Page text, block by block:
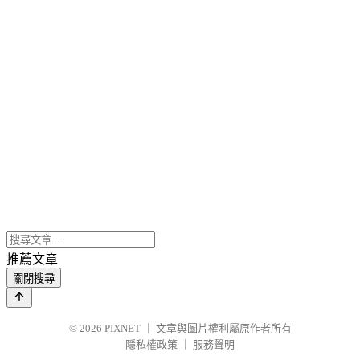
推薦文章
關閉搜尋
© 2026 PIXNET
文章與圖片權利屬原作者所有
隱私權政策
服務聲明